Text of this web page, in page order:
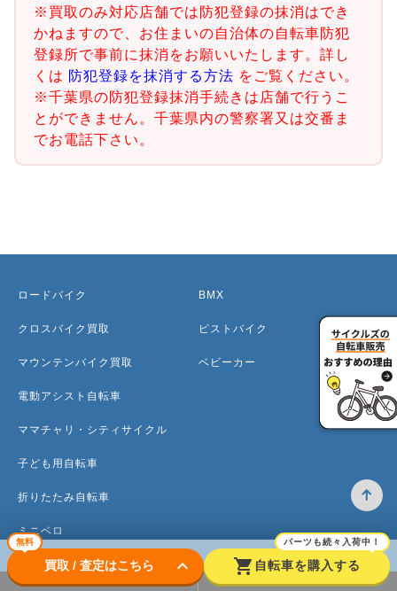
※買取のみ対応店舗では防犯登録の抹消はでき
かねますので、お住まいの自治体の自転車防犯
登録所で事前に抹消をお願いいたします。詳し
くは 防犯登録を抹消する方法 をご覧ください。
※千葉県の防犯登録抹消手続きは店舗で行うこ
とができません。千葉県内の警察署又は交番ま
でお電話下さい。
無料
買取 / 査定はこちら keyboard_arrow_down shopping_cart
パーツも続々入荷中！
自転車を購入する
ロードバイク
クロスバイク買取
マウンテンバイク買取
電動アシスト自転車
ママチャリ・シティサイクル
子ども用自転車
折りたたみ自転車
ミニベロ
BMX
ピストバイク
ベビーカー